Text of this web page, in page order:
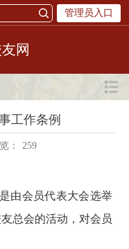
管理员入口
网
工作条例
： 259
由会员代表大会选举
总会的活动，对会员